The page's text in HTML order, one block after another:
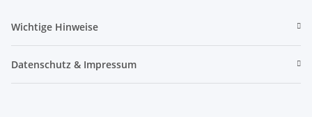
Wichtige Hinweise
Datenschutz & Impressum